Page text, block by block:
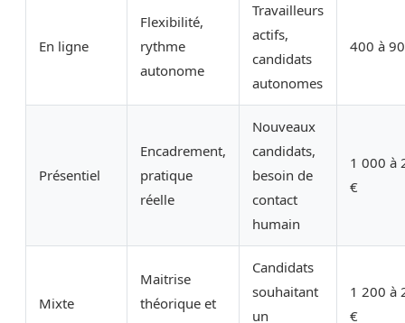
En ligne
Flexibilité,
rythme
autonome
Travailleurs
actifs,
candidats
autonomes
400 à
Présentiel
Encadrement,
pratique
réelle
Nouveaux
candidats,
besoin de
contact
humain
1 000 à
€
Mixte
Maitrise
théorique et
Candidats
souhaitant
un
1 200 à
€